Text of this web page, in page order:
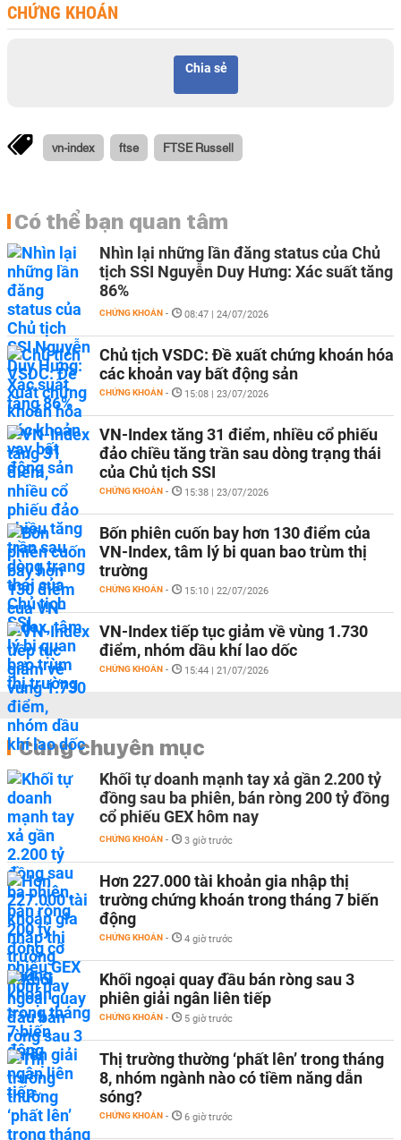
CHỨNG KHOÁN
Chia sẻ
vn-index ftse FTSE Russell
Có thể bạn quan tâm
Nhìn lại những lần đăng status của Chủ
tịch SSI Nguyễn Duy Hưng: Xác suất tăng
86%
CHỨNG KHOÁN - 08:47 | 24/07/2026
Chủ tịch VSDC: Đề xuất chứng khoán hóa
các khoản vay bất động sản
CHỨNG KHOÁN - 15:08 | 23/07/2026
VN-Index tăng 31 điểm, nhiều cổ phiếu
đảo chiều tăng trần sau dòng trạng thái
của Chủ tịch SSI
CHỨNG KHOÁN - 15:38 | 23/07/2026
Bốn phiên cuốn bay hơn 130 điểm của
VN-Index, tâm lý bi quan bao trùm thị
trường
CHỨNG KHOÁN - 15:10 | 22/07/2026
VN-Index tiếp tục giảm về vùng 1.730
điểm, nhóm dầu khí lao dốc
CHỨNG KHOÁN - 15:44 | 21/07/2026
Cùng chuyên mục
Khối tự doanh mạnh tay xả gần 2.200 tỷ
đồng sau ba phiên, bán ròng 200 tỷ đồng
cổ phiếu GEX hôm nay
CHỨNG KHOÁN - 3 giờ trước
Hơn 227.000 tài khoản gia nhập thị
trường chứng khoán trong tháng 7 biến
động
CHỨNG KHOÁN - 4 giờ trước
Khối ngoại quay đầu bán ròng sau 3
phiên giải ngân liên tiếp
CHỨNG KHOÁN - 5 giờ trước
Thị trường thường ‘phất lên’ trong tháng
8, nhóm ngành nào có tiềm năng dẫn
sóng?
CHỨNG KHOÁN - 6 giờ trước